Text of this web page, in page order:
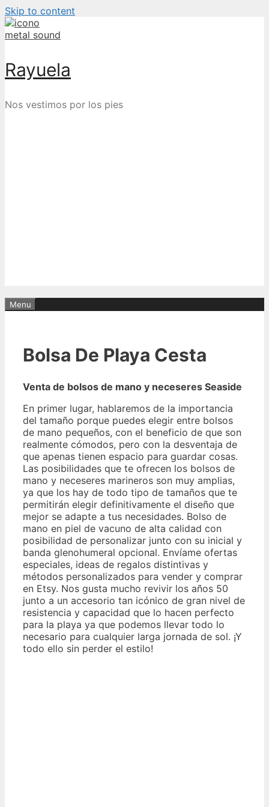
Skip to content
Rayuela
Nos vestimos por los pies
Menu
Bolsa De Playa Cesta
Venta de bolsos de mano y neceseres Seaside
En primer lugar, hablaremos de la importancia
del tamaño porque puedes elegir entre bolsos
de mano pequeños, con el beneficio de que son
realmente cómodos, pero con la desventaja de
que apenas tienen espacio para guardar cosas.
Las posibilidades que te ofrecen los bolsos de
mano y neceseres marineros son muy amplias,
ya que los hay de todo tipo de tamaños que te
permitirán elegir definitivamente el diseño que
mejor se adapte a tus necesidades. Bolso de
mano en piel de vacuno de alta calidad con
posibilidad de personalizar junto con su inicial y
banda glenohumeral opcional. Envíame ofertas
especiales, ideas de regalos distintivas y
métodos personalizados para vender y comprar
en Etsy. Nos gusta mucho revivir los años 50
junto a un accesorio tan icónico de gran nivel de
resistencia y capacidad que lo hacen perfecto
para la playa ya que podemos llevar todo lo
necesario para cualquier larga jornada de sol. ¡Y
todo ello sin perder el estilo!